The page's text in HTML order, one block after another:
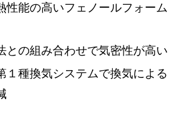
性能の高いフェノールフォーム
との組み合わせで気密性が高い
１種換気システムで換気による